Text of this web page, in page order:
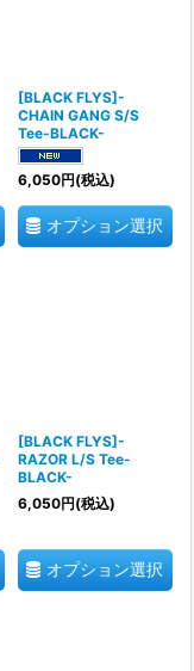
[BLACK FLYS]-
CHAIN GANG S/S
Tee-BLACK-
6,050円(税込)
オプション選択
[BLACK FLYS]-
RAZOR L/S Tee-
BLACK-
6,050円(税込)
オプション選択